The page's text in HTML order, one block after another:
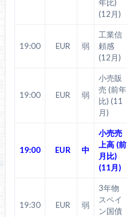
年比)
(12月)
19:00 EUR 弱
工業信
頼感
(12月)
19:00 EUR 弱
小売販
売 (前年
比) (11
月)
19:00 EUR 中
小売売
上高 (前
月比)
(11月)
19:30 EUR 弱
3年物
スペイ
ン国債